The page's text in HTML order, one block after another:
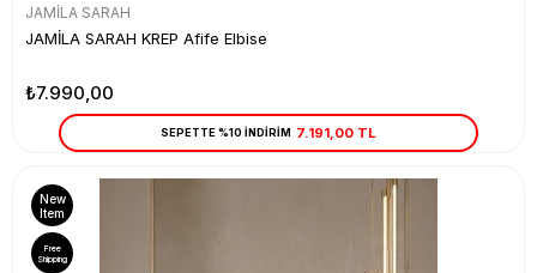
JAMİLA SARAH
JAMİLA SARAH KREP Afife Elbise
₺7.990,00
SEPETTE %10 İNDİRİM 7.191,00 TL
New
Item
Free
Shipping